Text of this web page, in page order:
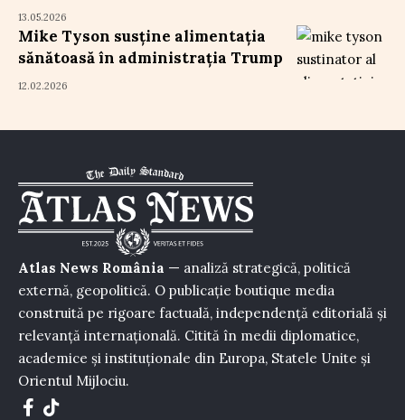
13.05.2026
Mike Tyson susține alimentația
sănătoasă în administrația Trump
12.02.2026
Atlas News România — analiză strategică, politică
externă, geopolitică. O publicație boutique media
construită pe rigoare factuală, independență editorială și
relevanță internațională. Citită în medii diplomatice,
academice și instituționale din Europa, Statele Unite și
Orientul Mijlociu.